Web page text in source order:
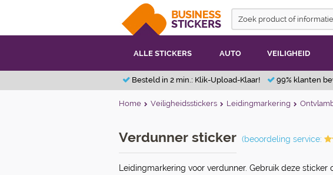
ALLE STICKERS AUTO VEILIGHEID
Besteld in 2 min.: Klik-Upload-Klaar! 99% klanten
Home Veiligheidsstickers Leidingmarkering
Verdunner sticker (beoordeling service:
Leidingmarkering voor verdunner. Gebruik deze